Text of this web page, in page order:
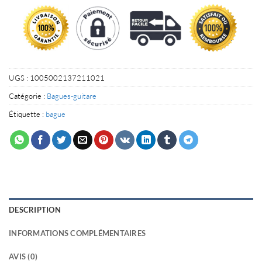
UGS : 1005002137211021
Catégorie : Bagues-guitare
Étiquette : bague
DESCRIPTION
INFORMATIONS COMPLÉMENTAIRES
AVIS (0)